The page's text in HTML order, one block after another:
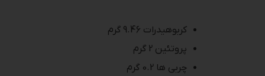
کربوهیدرات 9.46 گرم
پروتئین 2 گرم
چربی ها 0.2 گرم